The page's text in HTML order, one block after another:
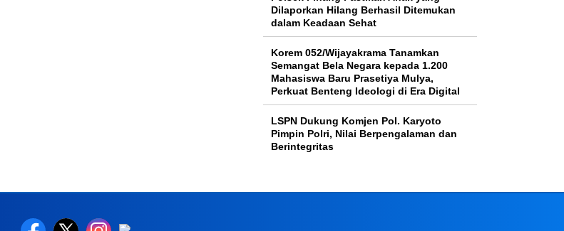
Dilaporkan Hilang Berhasil Ditemukan
dalam Keadaan Sehat
Korem 052/Wijayakrama Tanamkan
Semangat Bela Negara kepada 1.200
Mahasiswa Baru Prasetiya Mulya,
Perkuat Benteng Ideologi di Era Digital
LSPN Dukung Komjen Pol. Karyoto
Pimpin Polri, Nilai Berpengalaman dan
Berintegritas